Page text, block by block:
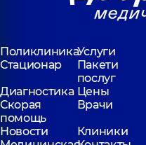
ПоликлиникаУслуги
Стационар
Пакети
послуг
Диагностика Цены
Скорая
помощь
Врачи
Новости
Клиники